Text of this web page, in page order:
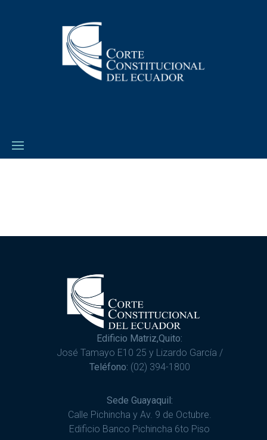
Edificio Matriz,Quito:
José Tamayo E10 25 y Lizardo García /
Teléfono: (02) 394-1800
Sede Guayaquil:
Calle Pichincha y Av. 9 de Octubre.
Edificio Banco Pichincha 6to Piso